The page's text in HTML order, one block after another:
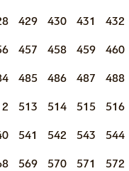
429 430 431 432
457 458 459 460
485 486 487 488
513 514 515 516
541 542 543 544
569 570 571 572